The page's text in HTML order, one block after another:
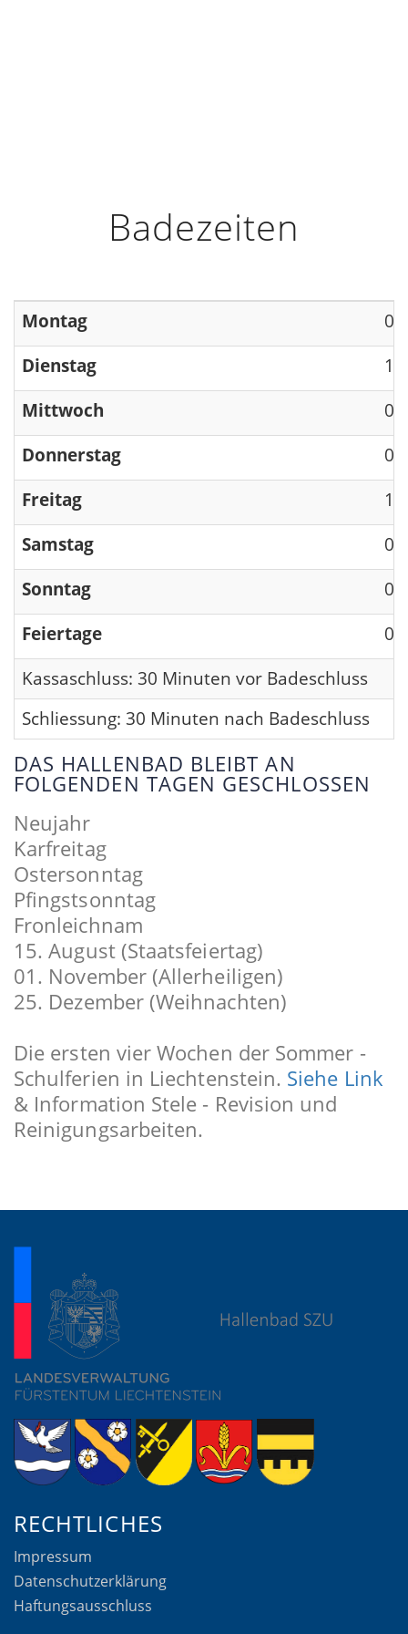
Badezeiten
Montag
Dienstag
Mittwoch
Donnerstag
Freitag
Samstag
Sonntag
Feiertage
Kassaschluss: 30 Minuten vor Badeschluss
Schliessung: 30 Minuten nach Badeschluss
DAS HALLENBAD BLEIBT AN
FOLGENDEN TAGEN GESCHLOSSEN
Neujahr
Karfreitag
Ostersonntag
Pfingstsonntag
Fronleichnam
15. August (Staatsfeiertag)
01. November (Allerheiligen)
25. Dezember (Weihnachten)
Die ersten vier Wochen der Sommer -
Schulferien in Liechtenstein. Siehe Link
& Information Stele - Revision und
Reinigungsarbeiten.
RECHTLICHES
Impressum
Datenschutzerklärung
Haftungsausschluss